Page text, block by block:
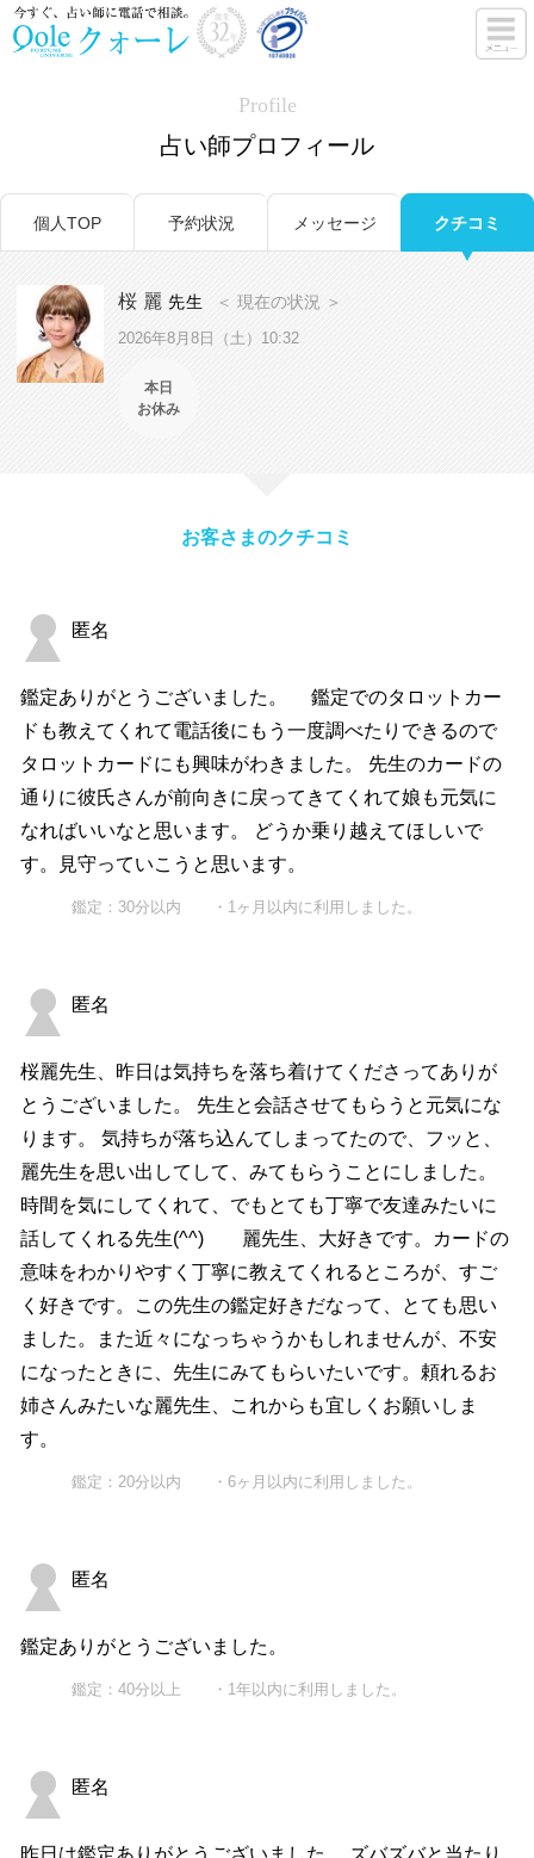
Profile
占い師プロフィール
個人TOP 予約状況 メッセージ クチコミ
桜 麗 先生 ＜ 現在の状況 ＞
2026年8月8日（土）10:32
本日
お休み
お客さまのクチコミ
匿名
鑑定ありがとうございました。 鑑定でのタロットカー
ドも教えてくれて電話後にもう一度調べたりできるので
タロットカードにも興味がわきました。 先生のカードの
通りに彼氏さんが前向きに戻ってきてくれて娘も元気に
なればいいなと思います。 どうか乗り越えてほしいで
す。見守っていこうと思います。
鑑定：30分以内 ・1ヶ月以内に利用しました。
匿名
桜麗先生、昨日は気持ちを落ち着けてくださってありが
とうございました。 先生と会話させてもらうと元気にな
ります。 気持ちが落ち込んてしまってたので、フッと、
麗先生を思い出してして、みてもらうことにしました。
時間を気にしてくれて、でもとても丁寧で友達みたいに
話してくれる先生(^^) 麗先生、大好きです。カードの
意味をわかりやすく丁寧に教えてくれるところが、すご
く好きです。この先生の鑑定好きだなって、とても思い
ました。また近々になっちゃうかもしれませんが、不安
になったときに、先生にみてもらいたいです。頼れるお
姉さんみたいな麗先生、これからも宜しくお願いしま
す。
鑑定：20分以内 ・6ヶ月以内に利用しました。
匿名
鑑定ありがとうございました。
鑑定：40分以上 ・1年以内に利用しました。
匿名
昨日は鑑定ありがとうございました。 ズバズバと当たり